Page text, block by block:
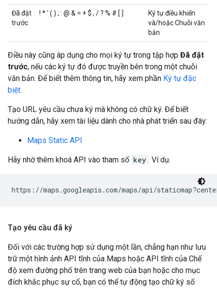
Đã đặt
trước
! * ' ( ) ; : @ & = + $ , / ? % # [ ]
Ký tự điều khiển
và/hoặc Chuỗi văn
bản
Điều này cũng áp dụng cho mọi ký tự trong tập hợp Đã đặt
trước, nếu các ký tự đó được truyền bên trong một chuỗi
văn bản. Để biết thêm thông tin, hãy xem phần Ký tự đặc
biệt.
Tạo URL yêu cầu chưa ký mà không có chữ ký. Để biết
hướng dẫn, hãy xem tài liệu dành cho nhà phát triển sau đây:
Maps Static API
Hãy nhớ thêm khoá API vào tham số key . Ví dụ:
https://maps.googleapis.com/maps/api/
Tạo yêu cầu đã ký
Đối với các trường hợp sử dụng một lần, chẳng hạn như lưu
trữ một hình ảnh API tĩnh của Maps hoặc API tĩnh của Chế
độ xem đường phố trên trang web của bạn hoặc cho mục
đích khắc phục sự cố, bạn có thể tự động tạo chữ ký số